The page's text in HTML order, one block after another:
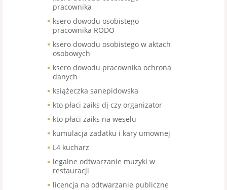
pracownika
ksero dowodu osobistego
pracownika RODO
ksero dowodu osobistego w aktach
osobowych
ksero dowodu pracownika ochrona
danych
książeczka sanepidowska
kto płaci zaiks dj czy organizator
kto płaci zaiks na weselu
kumulacja zadatku i kary umownej
L4 kucharz
legalne odtwarzanie muzyki w
restauracji
licencja na odtwarzanie publiczne